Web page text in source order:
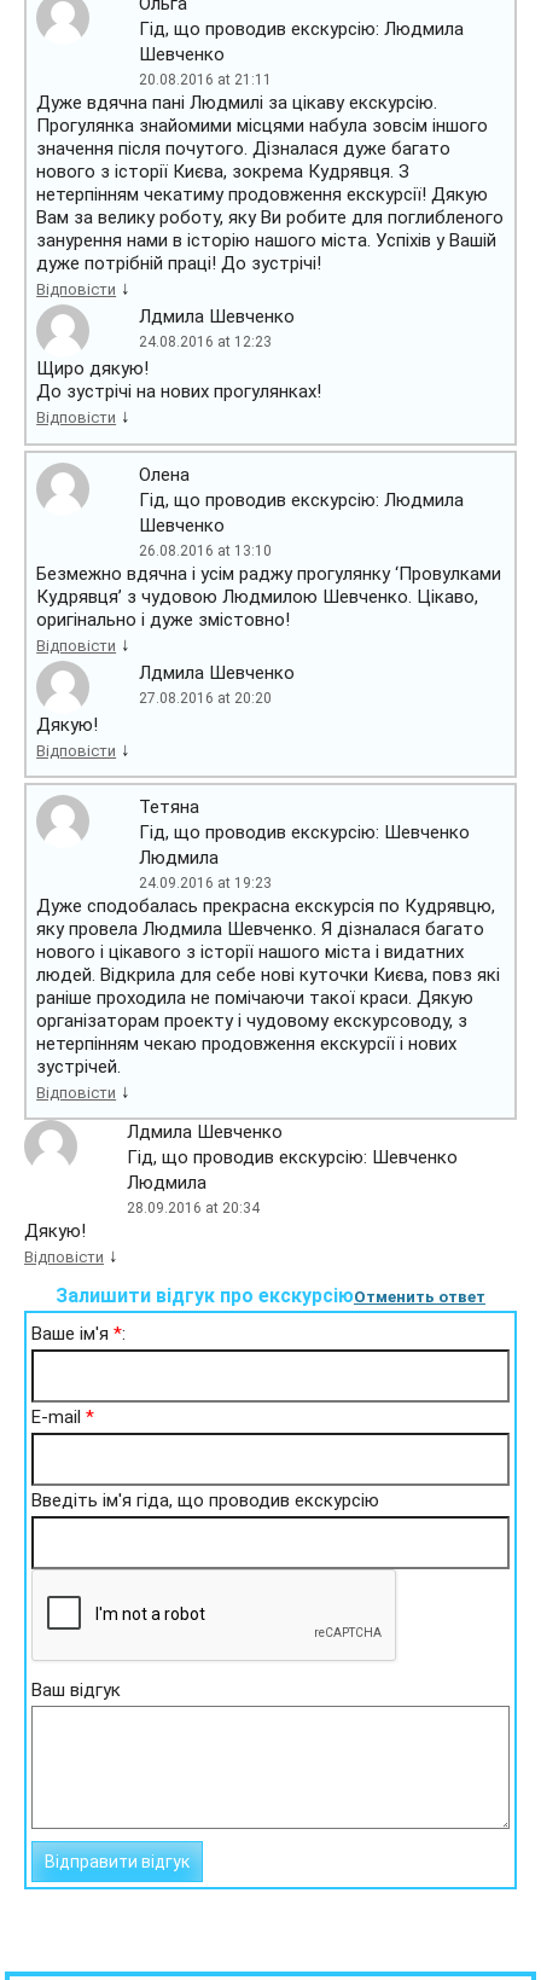
Гід, що проводив екскурсію: Людмила
Шевченко
20.08.2016 at 21:11
Дуже вдячна пані Людмилі за цікаву екскурсію.
Прогулянка знайомими місцями набула зовсім іншого
значення після почутого. Дізналася дуже багато
нового з історії Києва, зокрема Кудрявця. З
нетерпінням чекатиму продовження екскурсії! Дякую
Вам за велику роботу, яку Ви робите для поглибленого
занурення нами в історію нашого міста. Успіхів у Вашій
дуже потрібній праці! До зустрічі!
Відповісти ↓
Лдмила Шевченко
24.08.2016 at 12:23
Щиро дякую!
До зустрічі на нових прогулянках!
Відповісти ↓
Олена
Гід, що проводив екскурсію: Людмила
Шевченко
26.08.2016 at 13:10
Безмежно вдячна і усім раджу прогулянку ‘Провулками
Кудрявця’ з чудовою Людмилою Шевченко. Цікаво,
оригінально і дуже змістовно!
Відповісти ↓
Лдмила Шевченко
27.08.2016 at 20:20
Дякую!
Відповісти ↓
Тетяна
Гід, що проводив екскурсію: Шевченко
Людмила
24.09.2016 at 19:23
Дуже сподобалась прекрасна екскурсія по Кудрявцю,
яку провела Людмила Шевченко. Я дізналася багато
нового і цікавого з історії нашого міста і видатних
людей. Відкрила для себе нові куточки Києва, повз які
раніше проходила не помічаючи такої краси. Дякую
організаторам проекту і чудовому екскурсоводу, з
нетерпінням чекаю продовження екскурсії і нових
зустрічей.
Відповісти ↓
Лдмила Шевченко
Гід, що проводив екскурсію: Шевченко
Людмила
28.09.2016 at 20:34
Дякую!
Відповісти ↓
Залишити відгук про екскурсіюОтменить ответ
Ваше ім'я*:
E-mail*
Введіть ім'я гіда, що проводив екскурсію
Ваш відгук